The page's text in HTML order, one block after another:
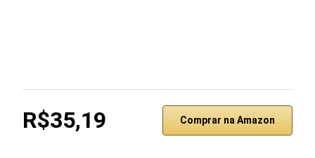
R$35,19 Comprar na Amazon